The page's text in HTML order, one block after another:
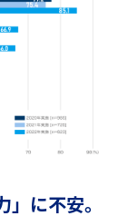
に不安。